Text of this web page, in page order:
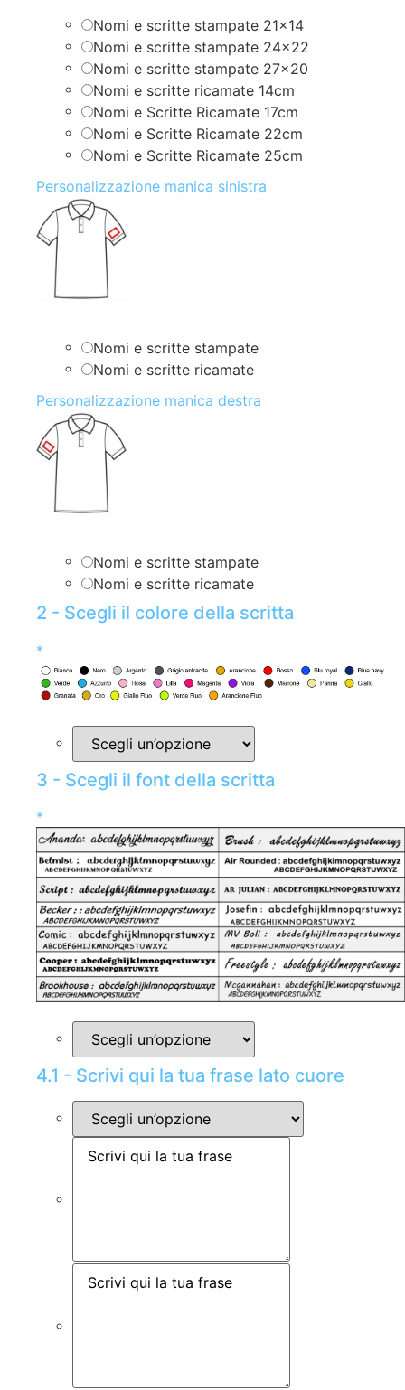
Nomi e scritte stampate 21×14
Nomi e scritte stampate 24×22
Nomi e scritte stampate 27×20
Nomi e scritte ricamate 14cm
Nomi e Scritte Ricamate 17cm
Nomi e Scritte Ricamate 22cm
Nomi e Scritte Ricamate 25cm
Personalizzazione manica sinistra
Nomi e scritte stampate
Nomi e scritte ricamate
Personalizzazione manica destra
Nomi e scritte stampate
Nomi e scritte ricamate
2 - Scegli il colore della scritta
*
3 - Scegli il font della scritta
*
4.1 - Scrivi qui la tua frase lato cuore